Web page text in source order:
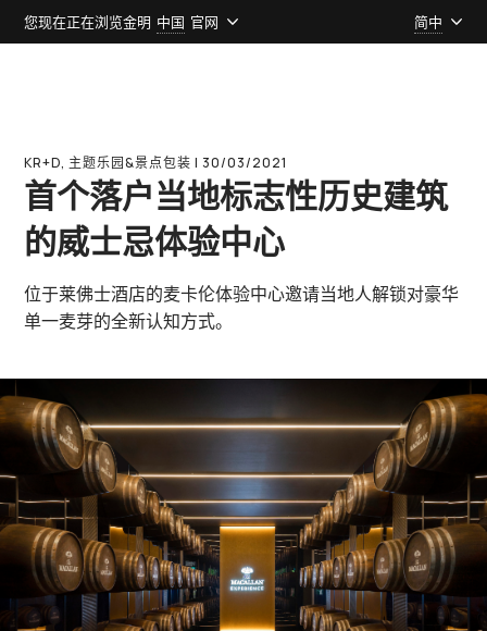
您现在正在浏览金明 中国 官网 简中
KR+D, 主题乐园&景点包装 l 30/03/2021
首个落户当地标志性历史建筑
的威士忌体验中心
位于莱佛士酒店的麦卡伦体验中心邀请当地人解锁对豪华
单一麦芽的全新认知方式。